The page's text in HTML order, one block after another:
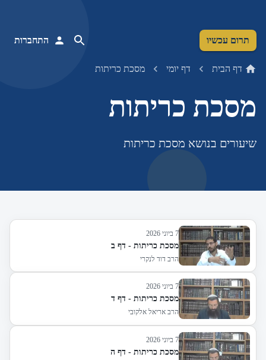
תרום עכשיו התחברות
דף הבית דף יומי מסכת כריתות
מסכת כריתות
שיעורים בנושא מסכת כריתות
7 ביוני 2026
מסכת כריתות - דף ב
הרב דוד לנקרי
7 ביוני 2026
מסכת כריתות - דף ד
הרב אריאל אלקובי
7 ביוני 2026
מסכת כריתות - דף ה